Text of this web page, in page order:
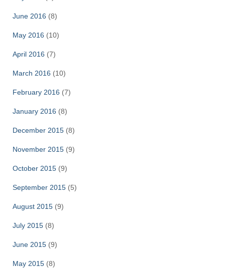
June 2016 (8)
May 2016 (10)
April 2016 (7)
March 2016 (10)
February 2016 (7)
January 2016 (8)
December 2015 (8)
November 2015 (9)
October 2015 (9)
September 2015 (5)
August 2015 (9)
July 2015 (8)
June 2015 (9)
May 2015 (8)